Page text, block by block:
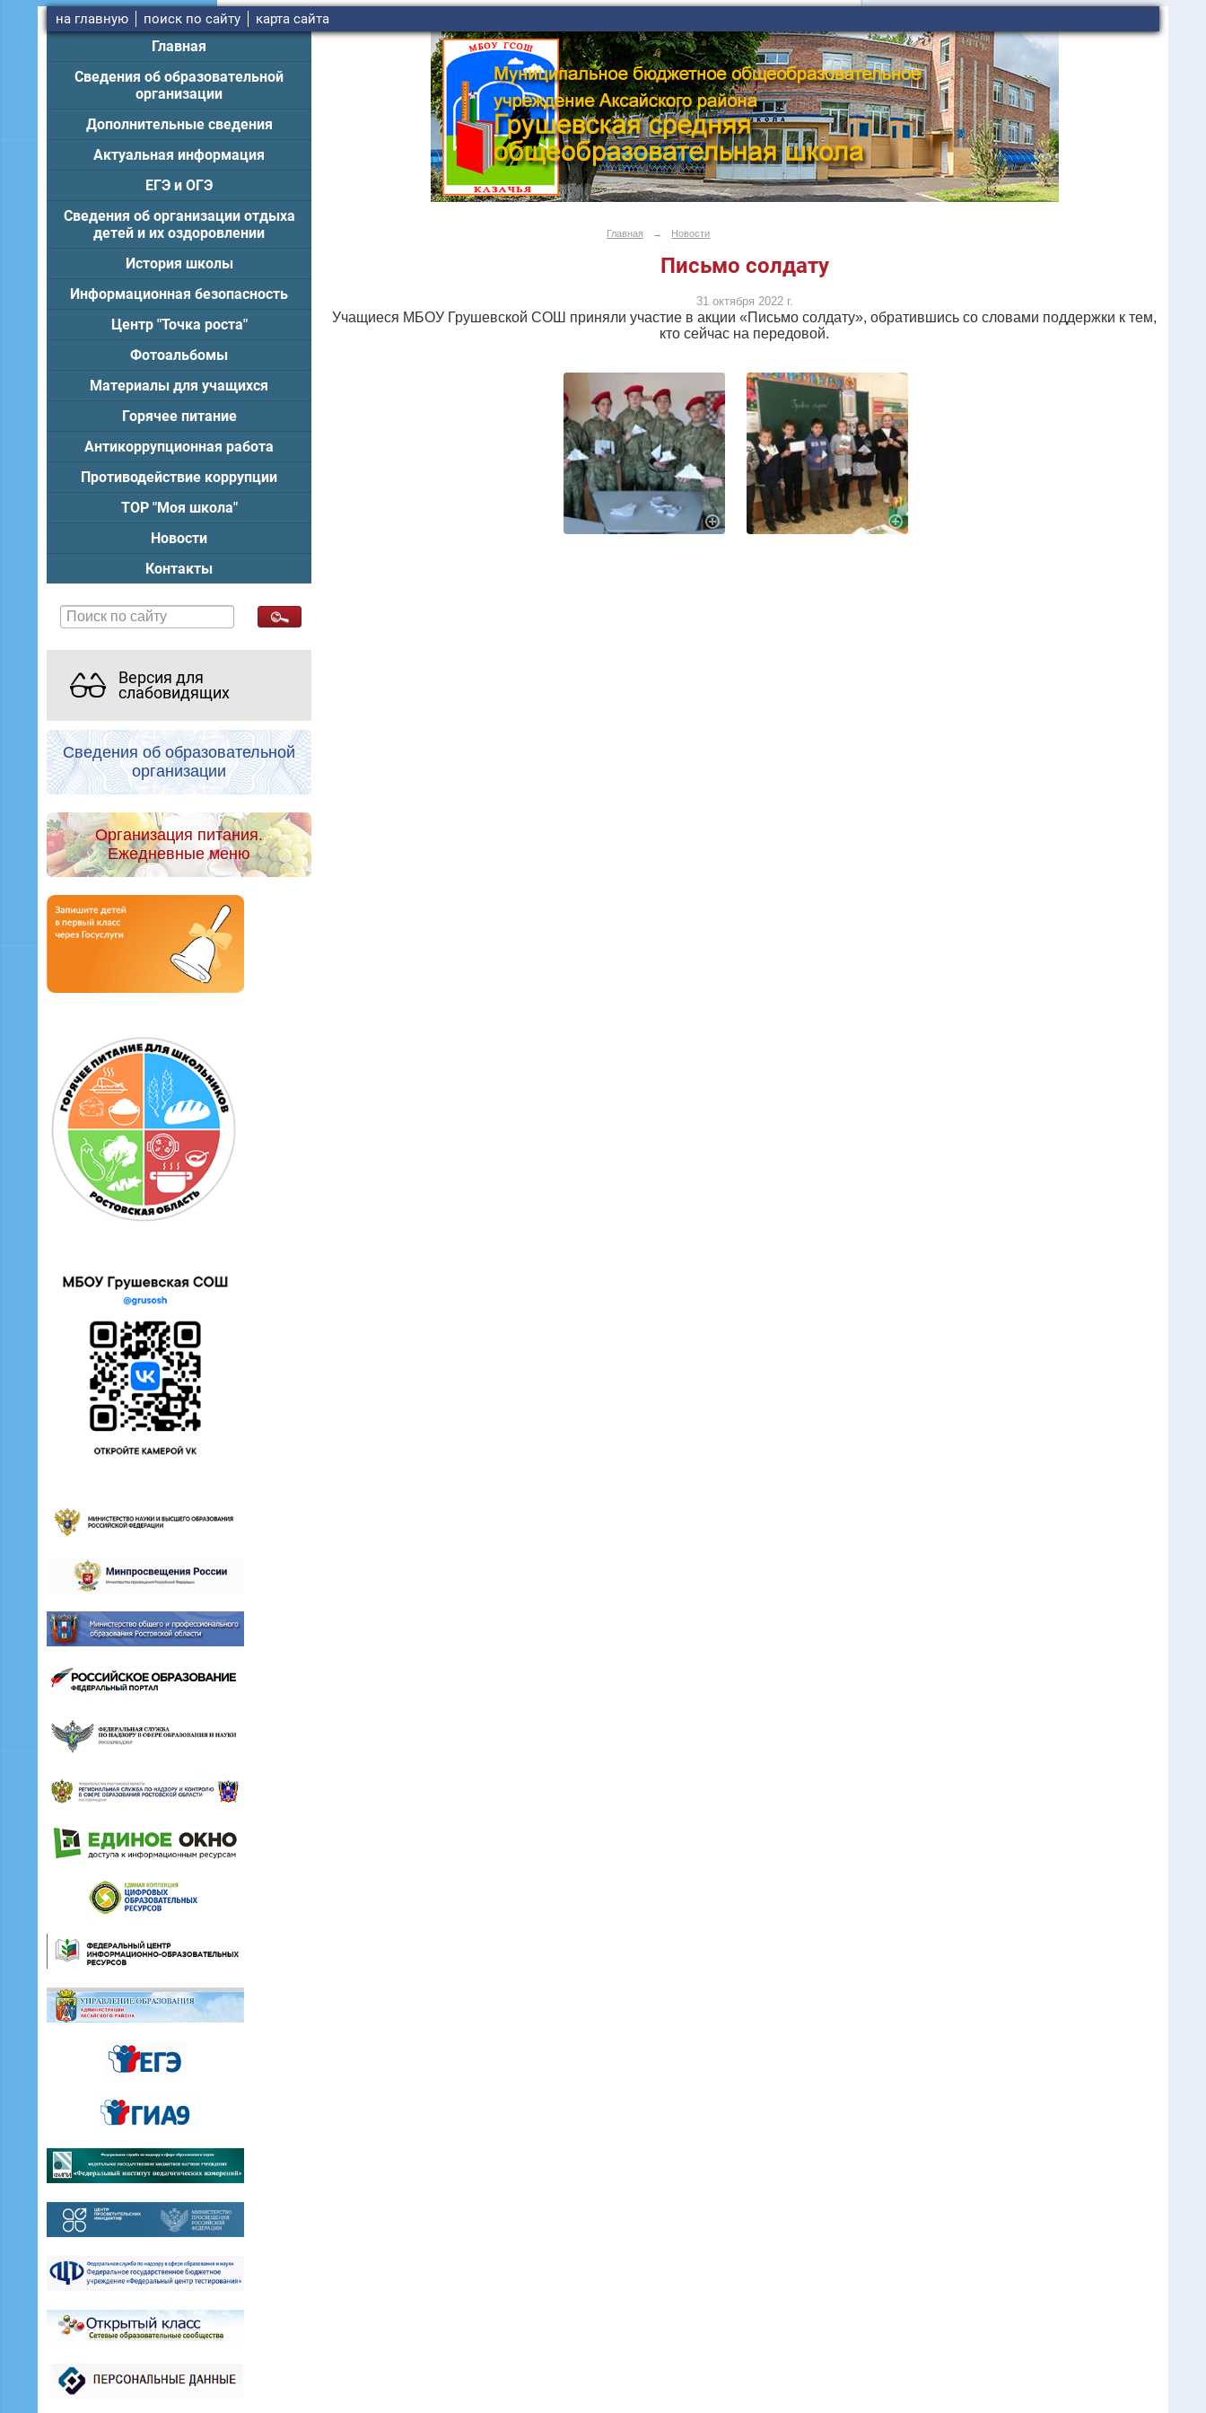
на главную поиск по сайту карта сайта
Главная
Сведения об образовательной
организации
Дополнительные сведения
Актуальная информация
ЕГЭ и ОГЭ
Сведения об организации отдыха
детей и их оздоровлении
История школы
Информационная безопасность
Центр "Точка роста"
Фотоальбомы
Материалы для учащихся
Горячее питание
Антикоррупционная работа
Противодействие коррупции
ТОР "Моя школа"
Новости
Контакты
Версия для
слабовидящих
Сведения об образовательной
организации
Организация питания.
Ежедневные меню
Главная → Новости
Письмо солдату
31 октября 2022 г.
Учащиеся МБОУ Грушевской СОШ приняли участие в акции «Письмо солдату», обратившись со словами поддержки к тем,
кто сейчас на передовой.